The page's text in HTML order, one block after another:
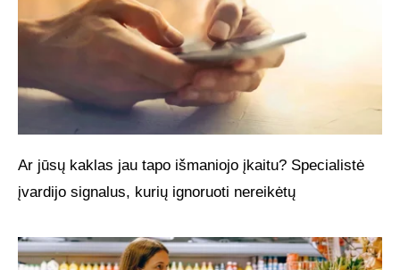
Ar jūsų kaklas jau tapo išmaniojo įkaitu? Specialistė
įvardijo signalus, kurių ignoruoti nereikėtų